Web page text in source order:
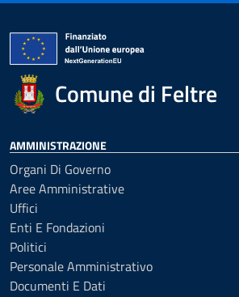
Comune di Feltre
AMMINISTRAZIONE
Organi Di Governo
Aree Amministrative
Uffici
Enti E Fondazioni
Politici
Personale Amministrativo
Documenti E Dati